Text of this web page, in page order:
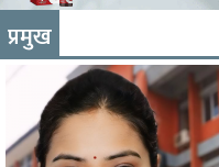
प्रमुख